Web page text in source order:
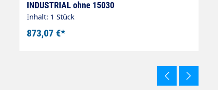
INDUSTRIAL ohne 15030
Inhalt: 1 Stück
873,07 €*